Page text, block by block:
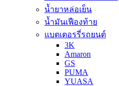
น้ำยาหล่อเย็น
น้ำมันเฟืองท้าย
แบตเตอรรี่รถยนต์
3K
Amaron
GS
PUMA
YUASA